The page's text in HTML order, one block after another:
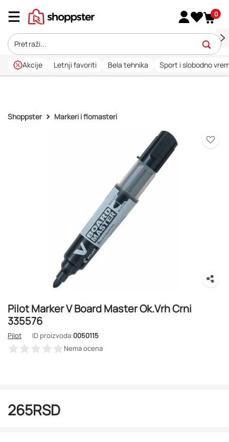
0
Akcije Letnji favoriti Bela tehnika Sport i slobodno
Shoppster Markeri i flomasteri
Pilot Marker V Board Master Ok.Vrh Crni
335576
Pilot ID proizvoda:0050115
Nema ocena
265RSD